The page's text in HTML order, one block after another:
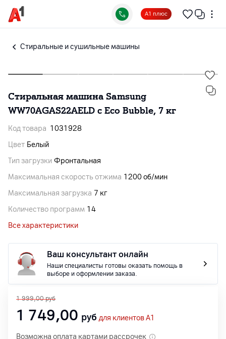
А1 плюс
Cтиральные и сушильные машины
Стиральная машина Samsung
WW70AGAS22AELD с Eco Bubble, 7 кг
Код товара 1031928
Цвет Белый
Тип загрузки Фронтальная
Максимальная скорость отжима 1200 об/мин
Максимальная загрузка 7 кг
Количество программ 14
Все характеристики
Ваш консультант онлайн
Наши специалисты готовы оказать помощь в
выборе и оформлении заказа.
1 999,00 руб
1 749,00 руб для клиентов A1
Возможна оплата картами рассрочек